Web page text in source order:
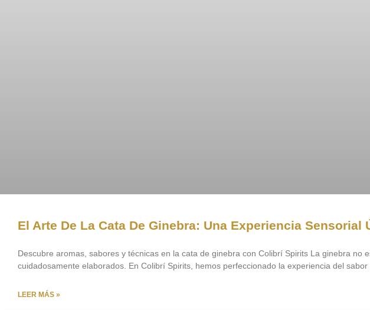
El Arte De La Cata De Ginebra: Una Experiencia Sensorial
Descubre aromas, sabores y técnicas en la cata de ginebra con Colibrí Spirits La ginebra
cuidadosamente elaborados. En Colibrí Spirits, hemos perfeccionado la experiencia del
LEER MÁS »